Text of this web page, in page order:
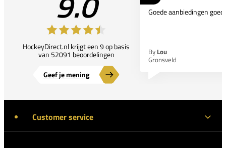
HockeyDirect.nl krijgt een 9 op basis
van 52091 beoordelingen
Geef je mening
Goede aanbiedingen
By Lou
Gronsveld
Customer service